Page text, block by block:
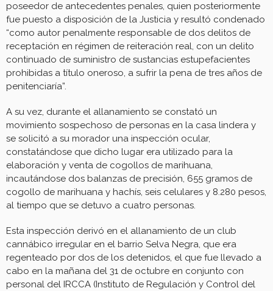
poseedor de antecedentes penales, quien posteriormente
fue puesto a disposición de la Justicia y resultó condenado
“como autor penalmente responsable de dos delitos de
receptación en régimen de reiteración real, con un delito
continuado de suministro de sustancias estupefacientes
prohibidas a título oneroso, a sufrir la pena de tres años de
penitenciaría”.
A su vez, durante el allanamiento se constató un
movimiento sospechoso de personas en la casa lindera y
se solicitó a su morador una inspección ocular,
constatándose que dicho lugar era utilizado para la
elaboración y venta de cogollos de marihuana,
incautándose dos balanzas de precisión, 655 gramos de
cogollo de marihuana y hachís, seis celulares y 8.280 pesos,
al tiempo que se detuvo a cuatro personas.
Esta inspección derivó en el allanamiento de un club
cannábico irregular en el barrio Selva Negra, que era
regenteado por dos de los detenidos, el que fue llevado a
cabo en la mañana del 31 de octubre en conjunto con
personal del IRCCA (Instituto de Regulación y Control del